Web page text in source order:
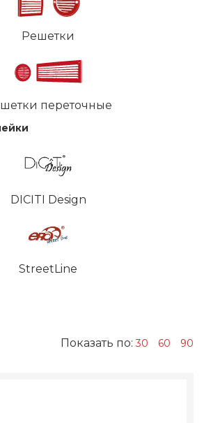
Решетки
переточные
DICITI Design
StreetLine
Показать по:30 60 90